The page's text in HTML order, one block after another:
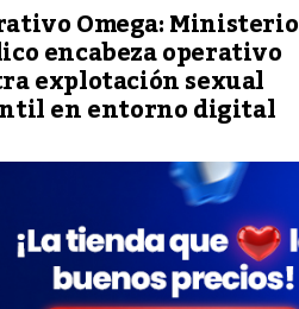
Omega: Ministerio
encabeza operativo
explotación sexual
en entorno digital